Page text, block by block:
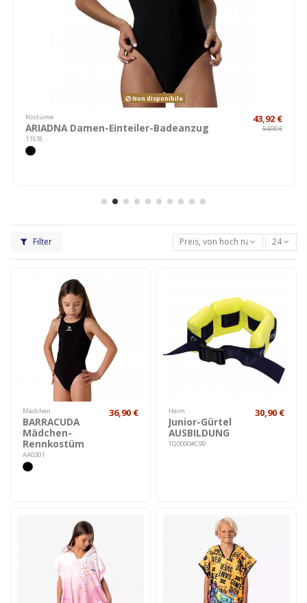
Non disponibile
Kostüme
ARIADNA Damen-Einteiler-Badeanzug
11518
43,92 €
54,90 €
Filter Preis, von hoch nach niedrig
24
Mädchen
BARRACUDA
Mädchen-
Rennkostüm
AA0301
36,90 € Heim
Junior-Gürtel
AUSBILDUNG
TQ0000#C99
30,90 €